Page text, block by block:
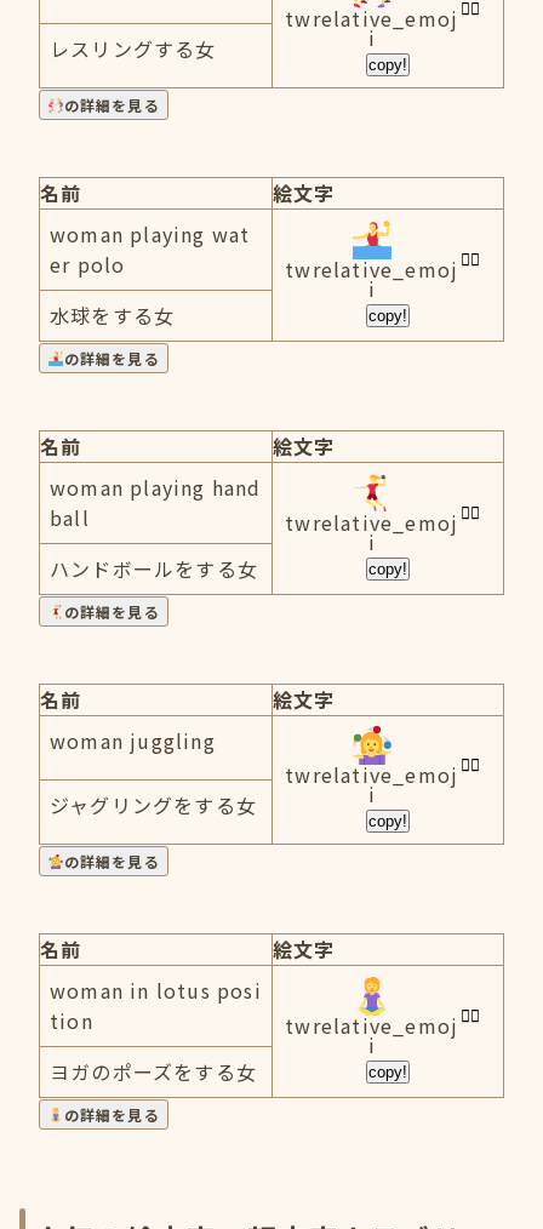
twrelative_emoj
i
copy!
レスリングする女
の詳細を見る
名前
絵文字
woman playing wat
er polo
twrelative_emoj
i
copy!
水球をする女
の詳細を見る
名前
絵文字
woman playing hand
ball
twrelative_emoj
i
copy!
ハンドボールをする女
の詳細を見る
名前
絵文字
woman juggling
twrelative_emoj
i
copy!
ジャグリングをする女
の詳細を見る
名前
絵文字
woman in lotus posi
tion
twrelative_emoj
i
copy!
ヨガのポーズをする女
の詳細を見る